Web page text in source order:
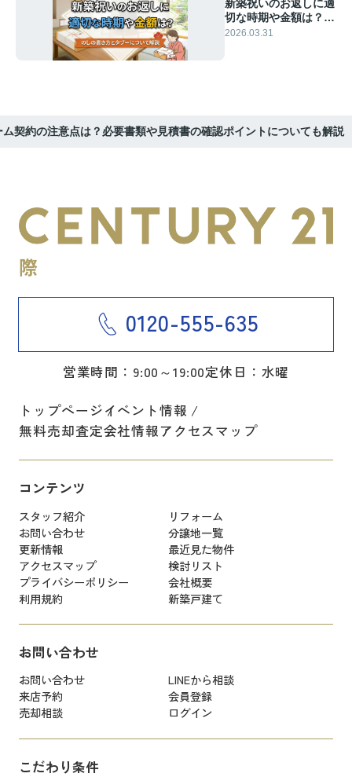
新築祝いのお返しに適
切な時期や金額は？の
しの書き方とタブーに
2026.03.31
ム契約の注意点は？必要書類や見積書の確認ポイントについても解説
0120-555-635
営業時間：9:00～19:00定休日：水曜
トップページイベント情報
無料売却査定会社情報アクセスマップ
コンテンツ
スタッフ紹介
リフォーム
お問い合わせ
分譲地一覧
更新情報
最近見た物件
アクセスマップ
検討リスト
プライバシーポリシー
会社概要
利用規約
新築戸建て
お問い合わせ
お問い合わせ
LINEから相談
来店予約
会員登録
売却相談
ログイン
こだわり条件